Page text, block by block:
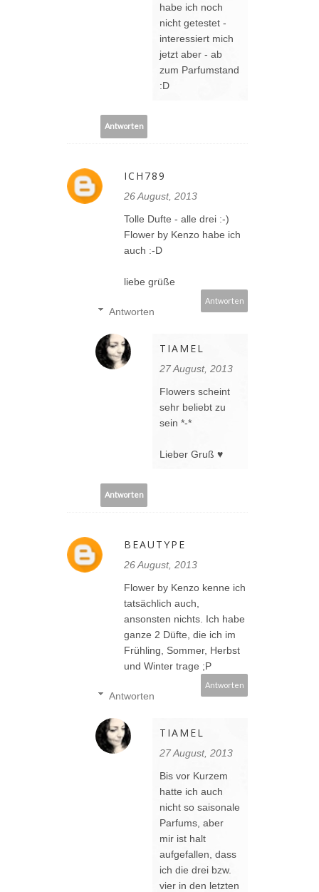
habe ich noch
nicht getestet -
interessiert mich
jetzt aber - ab
zum Parfumstand
:D
Antworten
ICH789
26 August, 2013
Tolle Dufte - alle drei :-)
Flower by Kenzo habe ich
auch :-D
liebe grüße
Antworten
Antworten
TIAMEL
27 August, 2013
Flowers scheint
sehr beliebt zu
sein *-*
Lieber Gruß ♥
Antworten
BEAUTYPE
26 August, 2013
Flower by Kenzo kenne ich
tatsächlich auch,
ansonsten nichts. Ich habe
ganze 2 Düfte, die ich im
Frühling, Sommer, Herbst
und Winter trage ;P
Antworten
Antworten
TIAMEL
27 August, 2013
Bis vor Kurzem
hatte ich auch
nicht so saisonale
Parfums, aber
mir ist halt
aufgefallen, dass
ich die drei bzw.
vier in den letzten